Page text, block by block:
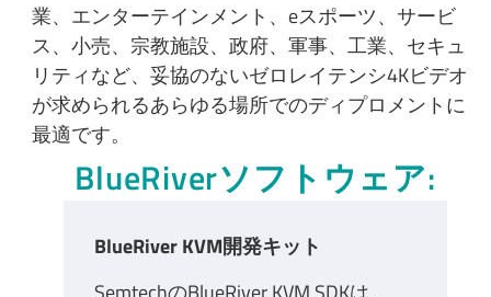
業、エンターテインメント、eスポーツ、サービ
ス、小売、宗教施設、政府、軍事、工業、セキュ
リティなど、妥協のないゼロレイテンシ4Kビデオ
が求められるあらゆる場所でのディプロメントに
最適です。
BlueRiverソフトウェア:
BlueRiver KVM開発キット